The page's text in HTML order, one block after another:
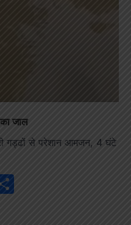
का जाल
से परेशान आमजन, 4 घंटे